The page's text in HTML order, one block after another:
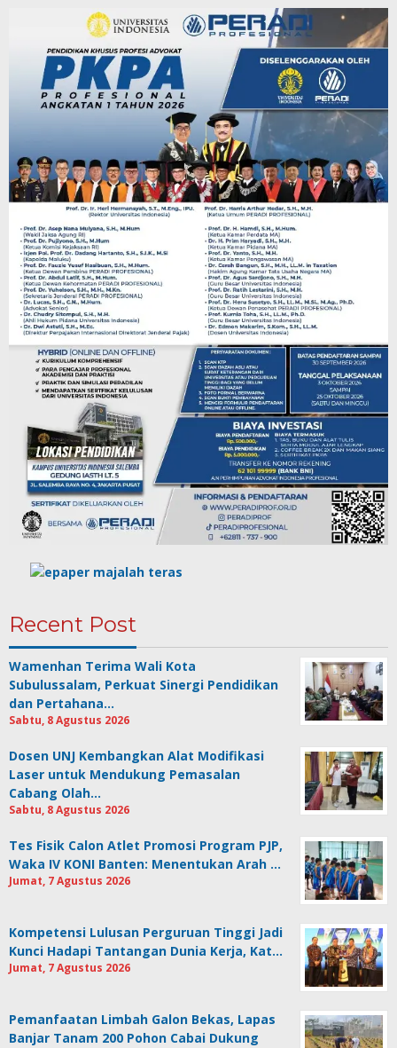
Recent Post
Wamenhan Terima Wali Kota
Subulussalam, Perkuat Sinergi Pendidikan
dan Pertahana…
Sabtu, 8 Agustus 2026
Dosen UNJ Kembangkan Alat Modifikasi
Laser untuk Mendukung Pemasalan
Cabang Olah…
Sabtu, 8 Agustus 2026
Tes Fisik Calon Atlet Promosi Program PJP,
Waka IV KONI Banten: Menentukan Arah …
Jumat, 7 Agustus 2026
Kompetensi Lulusan Perguruan Tinggi Jadi
Kunci Hadapi Tantangan Dunia Kerja, Kat…
Jumat, 7 Agustus 2026
Pemanfaatan Limbah Galon Bekas, Lapas
Banjar Tanam 200 Pohon Cabai Dukung